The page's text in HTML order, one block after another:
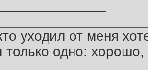
уходил от меня
только одно: